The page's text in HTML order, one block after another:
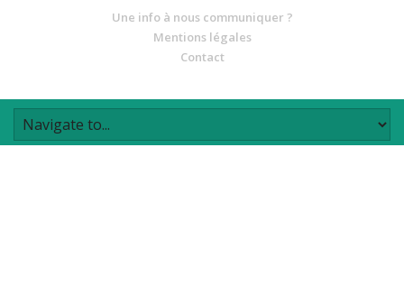
Une info à nous communiquer ?
Mentions légales
Contact